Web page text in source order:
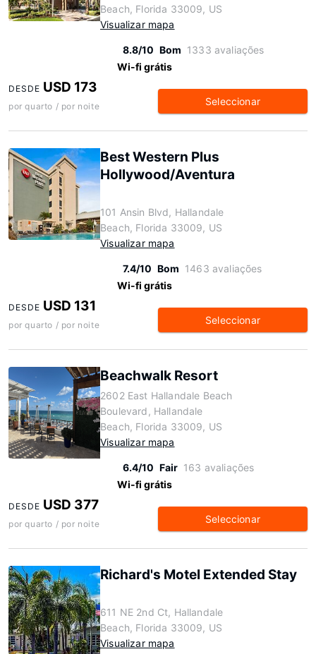
Beach, Florida 33009, US
Visualizar mapa
8.8/10 Bom 1333 avaliações
Wi-fi grátis
DESDE USD 173
por quarto / por noite Seleccionar
Best Western Plus
Hollywood/Aventura
101 Ansin Blvd, Hallandale
Beach, Florida 33009, US
Visualizar mapa
7.4/10 Bom 1463 avaliações
Wi-fi grátis
DESDE USD 131
por quarto / por noite Seleccionar
Beachwalk Resort
2602 East Hallandale Beach
Boulevard, Hallandale
Beach, Florida 33009, US
Visualizar mapa
6.4/10 Fair 163 avaliações
Wi-fi grátis
DESDE USD 377
por quarto / por noite Seleccionar
Richard's Motel Extended Stay
611 NE 2nd Ct, Hallandale
Beach, Florida 33009, US
Visualizar mapa